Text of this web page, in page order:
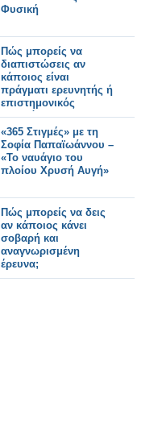
Φυσική
Πώς μπορείς να
διαπιστώσεις αν
κάποιος είναι
πράγματι ερευνητής ή
επιστημονικός
«ειδικός»;
«365 Στιγμές» με τη
Σοφία Παπαϊωάννου –
«Το ναυάγιο του
πλοίου Χρυσή Αυγή»
Πώς μπορείς να δεις
αν κάποιος κάνει
σοβαρή και
αναγνωρισμένη
έρευνα;